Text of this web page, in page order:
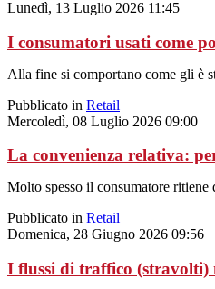
Lunedì, 13 Luglio 2026 11:45
I consumatori usati come
Alla fine si comportano come gli è
Pubblicato in Retail
Mercoledì, 08 Luglio 2026 09:00
La convenienza relativa:
Molto spesso il consumatore
Pubblicato in Retail
Domenica, 28 Giugno 2026 09:56
I flussi di traffico (stravolti)